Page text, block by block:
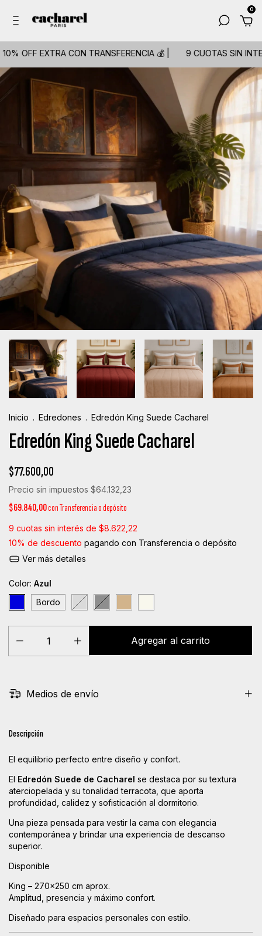
0
OFF EXTRA CON TRANSFERENCIA 💰 | 9 CUOTAS SIN
Inicio . Edredones . Edredón King Suede Cacharel
Edredón King Suede Cacharel
$77.600,00
Precio sin impuestos $64.132,23
$69.840,00conTransferencia o depósito
9 cuotas sin interés de $8.622,22
10% de descuento pagando con Transferencia o depósito
Ver más detalles
Color: Azul
Bordo
Medios de envío
Descripción
El equilibrio perfecto entre diseño y confort.
El Edredón Suede de Cacharel se destaca por su textura
aterciopelada y su tonalidad terracota, que aporta
profundidad, calidez y sofisticación al dormitorio.
Una pieza pensada para vestir la cama con elegancia
contemporánea y brindar una experiencia de descanso
superior.
Disponible
King – 270x250 cm aprox.
Amplitud, presencia y máximo confort.
Diseñado para espacios personales con estilo.